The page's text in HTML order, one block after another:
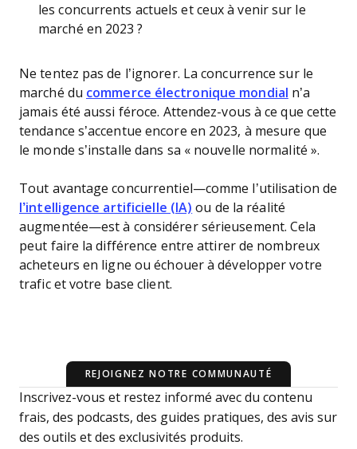
les concurrents actuels et ceux à venir sur le
marché en 2023 ?
Ne tentez pas de l’ignorer. La concurrence sur le
marché du commerce électronique mondial n’a
jamais été aussi féroce. Attendez-vous à ce que cette
tendance s’accentue encore en 2023, à mesure que
le monde s’installe dans sa « nouvelle normalité ».
Tout avantage concurrentiel—comme l’utilisation de
l’intelligence artificielle (IA) ou de la réalité
augmentée—est à considérer sérieusement. Cela
peut faire la différence entre attirer de nombreux
acheteurs en ligne ou échouer à développer votre
trafic et votre base client.
REJOIGNEZ NOTRE COMMUNAUTÉ
Inscrivez-vous et restez informé avec du contenu
frais, des podcasts, des guides pratiques, des avis sur
des outils et des exclusivités produits.